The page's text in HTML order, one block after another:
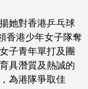
揚她對香港乒乓球
香港少年女子隊奪
子青年單打及團
具潛質及熱誠的
為港隊爭取佳